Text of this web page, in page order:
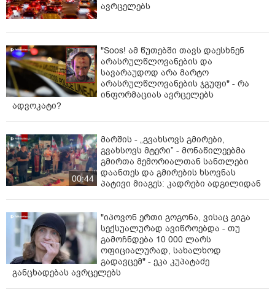
ავრცელებს
"Soos! ამ წუთებში თავს დაესხნენ
არასრულწლოვანების და
სავარაუდოდ არა მარტო
არასრულწლოვანების ჯგუფი" - რა
ინფორმაციას ავრცელებს
ადვოკატი?
00:44
მარშის - „გვახსოვს გმირები,
გვახსოვს მტერი” - მონაწილეებმა
გმირთა მემორიალთან სანთლები
დაანთეს და გმირების ხსოვნას
პატივი მიაგეს: კადრები ადგილიდან
"იპოვონ ერთი გოგონა, ვისაც გიგა
სექსუალურად ავიწროებდა - თუ
გამოჩნდება 10 000 ლარს
ოფიციალურად, სახალხოდ
გადავცემ" - ეკა კუპატაძე
განცხადებას ავრცელებს